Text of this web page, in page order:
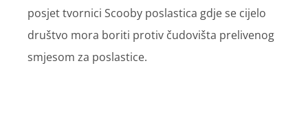
posjet tvornici Scooby poslastica gdje se cijelo
društvo mora boriti protiv čudovišta prelivenog
smjesom za poslastice.